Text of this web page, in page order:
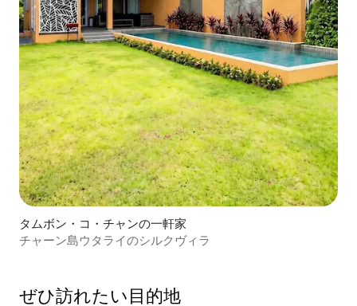
タムボン・コ・チャンの一軒家
チャーン島ウタライのシルクヴィラ
ぜひ訪⁠れ⁠た⁠い目⁠的⁠地